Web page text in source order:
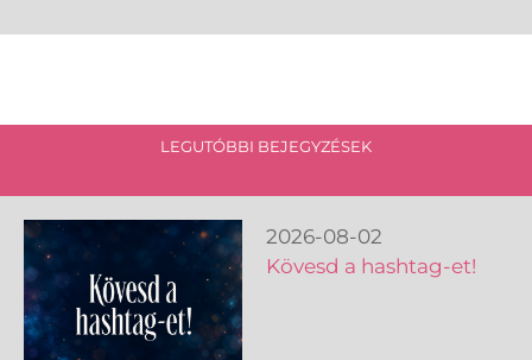
LEGUTÓBBI BEJEGYZÉSEK
2026-08-02
Kövesd a hashtag-et!